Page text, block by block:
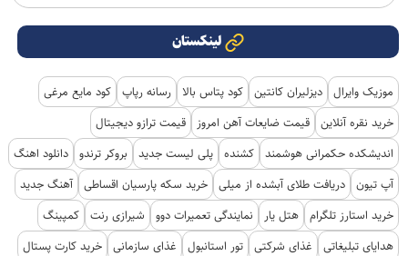
لینکستان
موزیک وایرال دیزلیران کانتین کود پتاس بالا رسانه رپاپ کود مایع مرغی
خرید نقره آنلاین قیمت ضایعات آهن امروز
قیمت ترازو دیجیتال
اندیشکده حکمرانی هوشمند کشنده پلی لیست جدید بروکر ترندو دانلود اهنگ
آپ تیون دریافت طلای آبشده از میلی خرید سکه پارسیان اقساطی آهنگ جدید
خرید استارز تلگرام هتل یار نمایندگی تعمیرات دوو شیرازی رنت کمپینگ
هدایای تبلیغاتی
غذای شرکتی تور استانبول غذای سازمانی خرید کارت پستال